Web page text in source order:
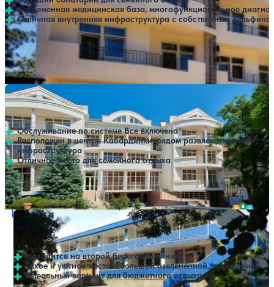
Современная медицинская база, многофункциональное
Отличная внутренняя инфраструктура с собственным
Профилей лечения: Крытый бассейн Открытый бассейн
Отель Фандоринъ
4.2 202 отзыва
Кабардинка
Обслуживание по системе Все включено
Расположен в центре Кабардинки, рядом развлекательная
инфраструктура
Отличное место для семейного отдыха
Открытый бассейн Расстояние до пляжа: 1000 метров.
Нет цен или свободных мест на выбранные даты
Пансионат Октябрь
50 отзывов
Кабардинка
Находится на второй береговой линии
Тихое и уютное место с большой озелененной территорией
Идеальный вариант для бюджетного отдыха
Нет цен или свободных мест на выбранные даты
Выбрать другой вариант